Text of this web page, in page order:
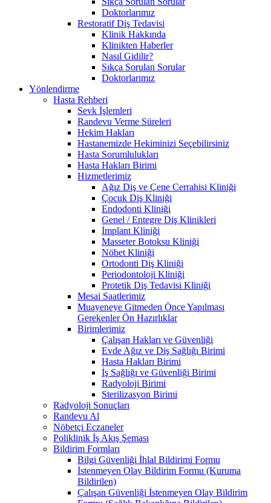
Doktorlarımız
Restoratif Diş Tedavisi
Klinik Hakkında
Klinikten Haberler
Nasıl Gidilir?
Sıkça Sorulan Sorular
Doktorlarımız
Yönlendirme
Hasta Rehberi
Sevk İşlemleri
Randevu Verme Süreleri
Hekim Hakları
Hastanemizde Hekiminizi Seçebilirsiniz
Hasta Sorumlulukları
Hasta Hakları Birimi
Hizmetlerimiz
Ağız Diş ve Çene Cerrahisi Kliniği
Çocuk Diş Kliniği
Endodonti Kliniği
Genel / Entegre Diş Klinikleri
İmplant Kliniği
Masseter Botoksu Kliniği
Nöbet Kliniği
Ortodonti Diş Kliniği
Periodontoloji Kliniği
Protetik Diş Tedavisi Kliniği
Mesai Saatlerimiz
Muayeneye Gitmeden Önce Yapılması
Gerekenler Ön Hazırlıklar
Birimlerimiz
Çalışan Hakları ve Güvenliği
Evde Ağız ve Diş Sağlığı Birimi
Hasta Hakları Birimi
İş Sağlığı ve Güvenliği Birimi
Radyoloji Birimi
Sterilizasyon Birimi
Radyoloji Sonuçları
Randevu Al
Nöbetçi Eczaneler
Poliklinik İş Akış Şeması
Bildirim Formları
Bilgi Güvenliği İhlal Bildirimi Formu
İstenmeyen Olay Bildirim Formu (Kuruma
Bildirilen)
Çalışan Güvenliği İstenmeyen Olay Bildirim